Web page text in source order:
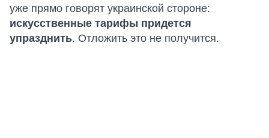
уже прямо говорят украинской стороне:
искусственные тарифы придется
упразднить. Отложить это не получится.